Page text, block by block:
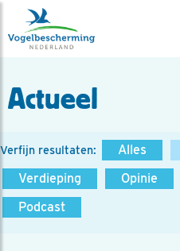
Actueel
Verfijn resultaten: Alles
Verdieping
Opinie
Podcast